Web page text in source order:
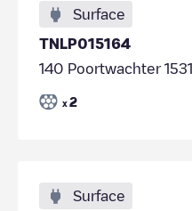
Surface
TNLP015164
140 Poortwachter 1531
x 2
Surface